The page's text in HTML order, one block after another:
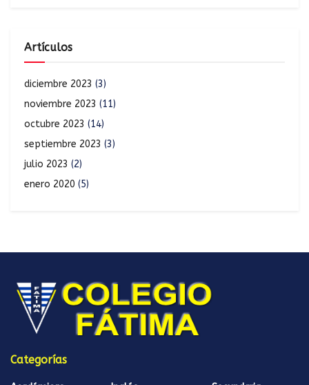
Artículos
diciembre 2023 (3)
noviembre 2023 (11)
octubre 2023 (14)
septiembre 2023 (3)
julio 2023 (2)
enero 2020 (5)
Categorías